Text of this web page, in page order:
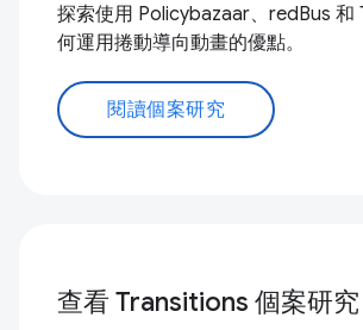
探索使用 Policybazaar、redBus 和
何運用捲動導向動畫的優點。
閱讀個案研究
查看 Transitions 個案研究